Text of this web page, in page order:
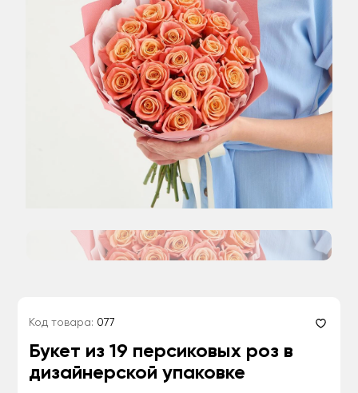
Код товара: 077
Букет из 19 персиковых роз в
дизайнерской упаковке